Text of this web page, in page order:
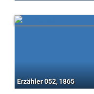
Erzähler 052, 1865